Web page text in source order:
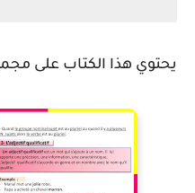
يحتوي هذا الكتاب على